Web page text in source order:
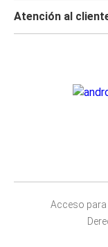
Atención al
Acceso